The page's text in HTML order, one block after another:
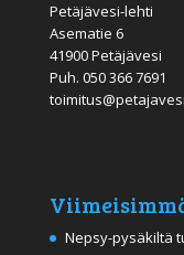
Petäjävesi-lehti
Asematie 6
41900 Petäjävesi
Puh. 050 366 7691
Nepsy-pysäkiltä